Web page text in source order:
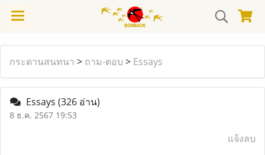
กระดานสนทนา > ถาม-ตอบ > Essays
Essays (326 อ่าน)
8 ธ.ค. 2567 19:53
แจ้งลบ